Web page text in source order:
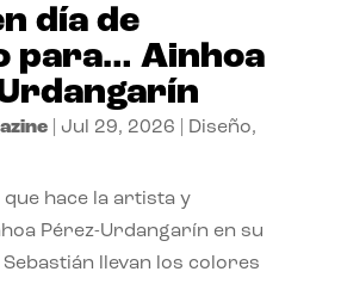
día de
para… Ainhoa
| Jul 29, 2026 Diseño,
que hace la artista y
Pérez-Urdangarín en su
llevan los colores